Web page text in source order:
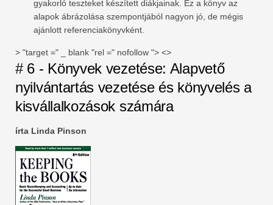
gyakorló teszteket készített diákjainak. Ez a könyv az
alapok ábrázolása szempontjából nagyon jó, de mégis
ajánlott referenciakönyvként.
> "target =" _ blank "rel =" nofollow "> <>
# 6 - Könyvek vezetése: Alapvető
nyilvántartás vezetése és könyvelés a
kisvállalkozások számára
írta Linda Pinson